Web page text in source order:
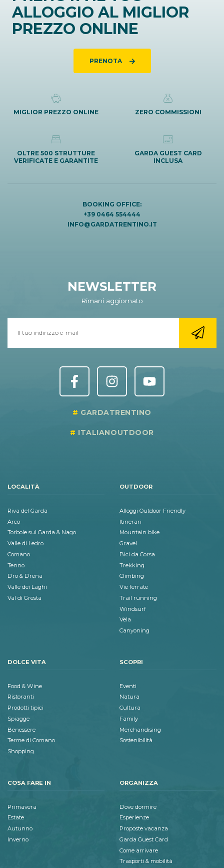
ALLOGGIO AL MIGLIOR
PREZZO ONLINE
PRENOTA
MIGLIOR PREZZO ONLINE ZERO COMMISSIONI
OLTRE 500 STRUTTURE
VERIFICATE E GARANTITE
GARDA GUEST CARD
INCLUSA
BOOKING OFFICE:
+39 0464 554444
INFO@GARDATRENTINO.IT
NEWSLETTER
Rimani aggiornato
GARDATRENTINO
ITALIANOUTDOOR
LOCALITÀ
Riva del Garda
Arco
Torbole sul Garda & Nago
Valle di Ledro
Comano
Tenno
Dro & Drena
Valle dei Laghi
Val di Gresta
OUTDOOR
Alloggi Outdoor Friendly
Itinerari
Mountain bike
Gravel
Bici da Corsa
Trekking
Climbing
Vie ferrate
Trail running
Windsurf
Vela
Canyoning
DOLCE VITA
Food & Wine
Ristoranti
Prodotti tipici
Spiagge
Benessere
Terme di Comano
Shopping
SCOPRI
Eventi
Natura
Cultura
Family
Merchandising
Sostenibilità
COSA FARE IN
Primavera
Estate
Autunno
Inverno
ORGANIZZA
Dove dormire
Esperienze
Proposte vacanza
Garda Guest Card
Come arrivare
Trasporti & mobilità